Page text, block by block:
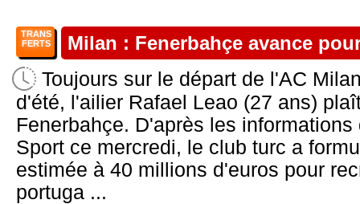
TRANS
FERTS
Milan : Fenerbahçe avance
Toujours sur le départ de l'AC
d'été, l'ailier Rafael Leao (27 ans)
Fenerbahçe. D'après les
Sport ce mercredi, le club turc a
estimée à 40 millions d'euros pour
portuga ...